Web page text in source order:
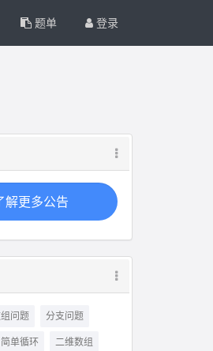
题单 登录
解更多公告
问题
分支问题
简单循环
二维数组